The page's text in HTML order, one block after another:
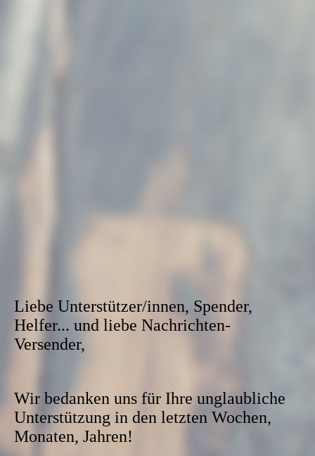
Liebe Unterstützer/innen, Spender,
Helfer... und liebe Nachrichten-
Versender,
Wir bedanken uns für Ihre unglaubliche
Unterstützung in den letzten Wochen,
Monaten, Jahren!